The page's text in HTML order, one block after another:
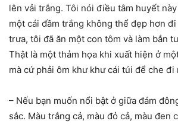
lên vải trắng. Tôi nói điều tâm huyết
một cái đầm trắng không thể đẹp hơn
trưa, tôi đã ăn một con tôm và làm bắn
Thật là một thảm họa khi xuất hiện ở
mà cứ phải ôm khư khư cái túi để che đi
– Nếu bạn muốn nổi bật ở giữa đám
sắc. Màu trắng cả, màu đỏ cả, màu đen